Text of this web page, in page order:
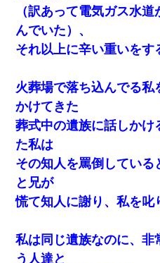
（訳あって電気ガス水
んでいた）、
それ以上に辛い重いをす
火葬場で落ち込んでる私
かけてきた
葬式中の遺族に話しかけ
た私は
その知人を罵倒してい
と兄が
慌て知人に謝り、私を叱
私は同じ遺族なのに、
う人達と